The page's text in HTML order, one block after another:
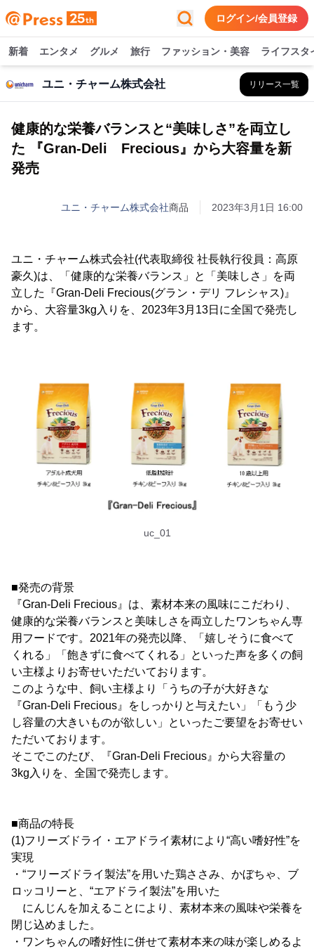
ログイン/会員登録
新着 エンタメ グルメ 旅行 ファッション・美容 ライフスタ
ユニ・チャーム株式会社 リリース一覧
健康的な栄養バランスと“美味しさ”を両立し
た 『Gran-Deli Frecious』から大容量を新
発売
ユニ・チャーム株式会社商品 2023年3月1日 16:00
ユニ・チャーム株式会社(代表取締役 社長執行役員：高原
豪久)は、「健康的な栄養バランス」と「美味しさ」を両
立した『Gran-Deli Frecious(グラン・デリ フレシャス)』
から、大容量3kg入りを、2023年3月13日に全国で発売し
ます。
uc_01
■発売の背景
『Gran-Deli Frecious』は、素材本来の風味にこだわり、
健康的な栄養バランスと美味しさを両立したワンちゃん専
用フードです。2021年の発売以降、「嬉しそうに食べて
くれる」「飽きずに食べてくれる」といった声を多くの飼
い主様よりお寄せいただいております。
このような中、飼い主様より「うちの子が大好きな
『Gran-Deli Frecious』をしっかりと与えたい」「もう少
し容量の大きいものが欲しい」といったご要望をお寄せい
ただいております。
そこでこのたび、『Gran-Deli Frecious』から大容量の
3kg入りを、全国で発売します。
■商品の特長
(1)フリーズドライ・エアドライ素材により“高い嗜好性”を
実現
・“フリーズドライ製法”を用いた鶏ささみ、かぼちゃ、ブ
ロッコリーと、“エアドライ製法”を用いた
にんじんを加えることにより、素材本来の風味や栄養を
閉じ込めました。
・ワンちゃんの嗜好性に併せて素材本来の味が楽しめるよ